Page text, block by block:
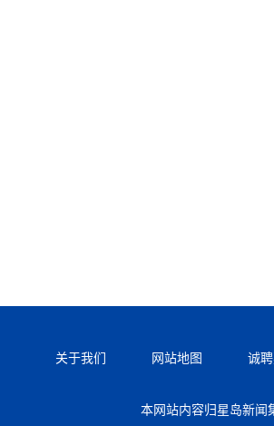
关于我们 网站地图 诚
本网站内容归星岛新闻